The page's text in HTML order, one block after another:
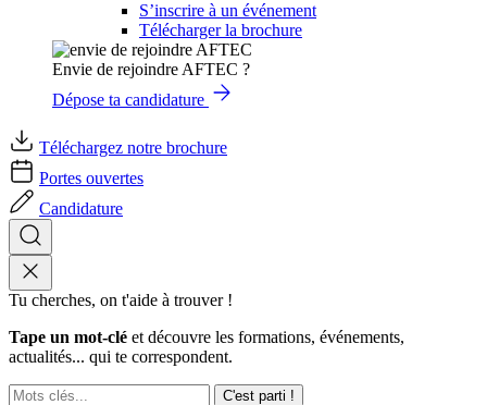
S’inscrire à un événement
Télécharger la brochure
Envie de rejoindre AFTEC ?
Dépose ta candidature
Téléchargez notre brochure
Portes ouvertes
Candidature
Tu cherches, on t'aide à trouver !
Tape un mot-clé et découvre les formations, événements,
actualités... qui te correspondent.
C'est parti !